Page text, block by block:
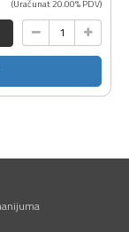
(Uračunat 20.00% PDV)